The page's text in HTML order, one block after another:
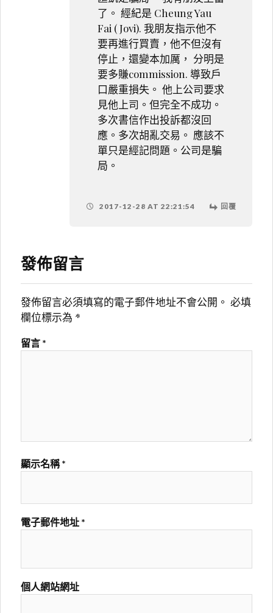
了。 經紀是 Cheung Yau
Fai ( Jovi). 我朋友指示他不
要再進行買賣，他不但沒有
停止，還變本加厲， 分明是
要多賺commission. 導致戶
口嚴重損失。 他上公司要求
見他上司。但完全不成功。
多次書信作出投訴都沒回
應。多次胡亂交易。 應該不
單只是經記問題。公司是騙
局。
2017-12-28 AT 22:21:54 回覆
發佈留言
發佈留言必須填寫的電子郵件地址不會公開。 必填
欄位標示為 *
留言 *
顯示名稱*
電子郵件地址 *
個人網站網址